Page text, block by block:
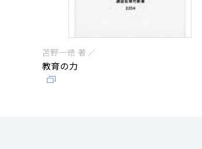
苫野一徳 著 ／
教育の力